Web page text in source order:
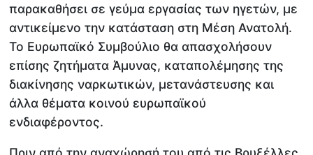
παρακαθήσει σε γεύμα εργασίας των ηγετών, με
αντικείμενο την κατάσταση στη Μέση Ανατολή.
Το Ευρωπαϊκό Συμβούλιο θα απασχολήσουν
επίσης ζητήματα Άμυνας, καταπολέμησης της
διακίνησης ναρκωτικών, μετανάστευσης και
άλλα θέματα κοινού ευρωπαϊκού
ενδιαφέροντος.